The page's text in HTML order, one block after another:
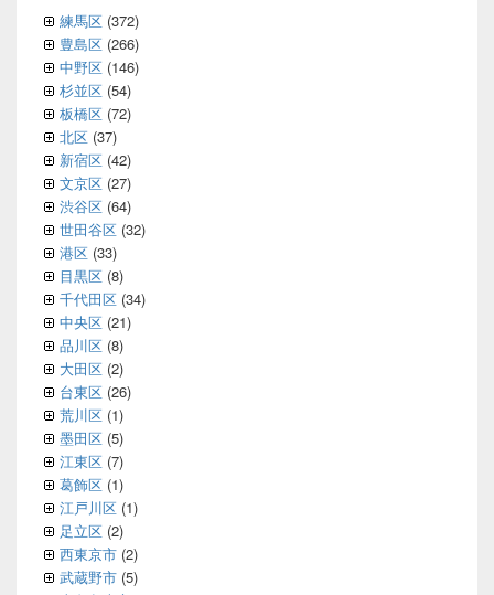
練馬区 (372)
豊島区 (266)
中野区 (146)
杉並区 (54)
板橋区 (72)
北区 (37)
新宿区 (42)
文京区 (27)
渋谷区 (64)
世田谷区 (32)
港区 (33)
目黒区 (8)
千代田区 (34)
中央区 (21)
品川区 (8)
大田区 (2)
台東区 (26)
荒川区 (1)
墨田区 (5)
江東区 (7)
葛飾区 (1)
江戸川区 (1)
足立区 (2)
西東京市 (2)
武蔵野市 (5)